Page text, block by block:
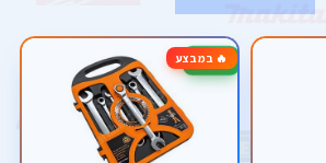
🔥 במבצע-25%